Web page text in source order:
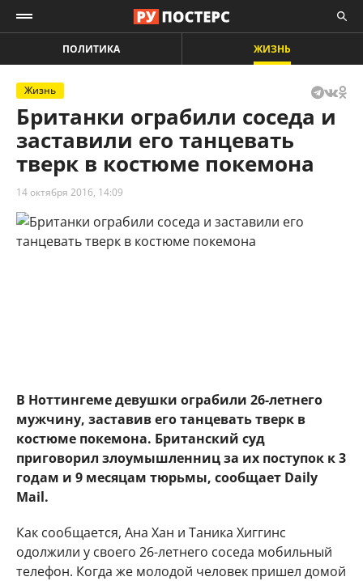
ПОЛИТИКА ЖИЗНЬ
Жизнь
Британки ограбили соседа и
заставили его танцевать
тверк в костюме покемона
14 октября 2016, 14:09
В Ноттингеме девушки ограбили 26-летнего
мужчину, заставив его танцевать тверк в
костюме покемона. Британский суд
приговорил злоумышленниц за их поступок к 3
годам и 9 месяцам тюрьмы, сообщает Daily
Mail.
Как сообщается, Ана Хан и Таника Хиггинс
одолжили у своего 26-летнего соседа мобильный
телефон. Когда же молодой человек пришел домой